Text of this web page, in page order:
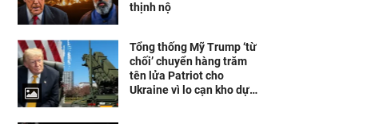
thịnh nộ
Tổng thống Mỹ Trump ‘từ
chối’ chuyển hàng trăm
tên lửa Patriot cho
Ukraine vì lo cạn kho dự